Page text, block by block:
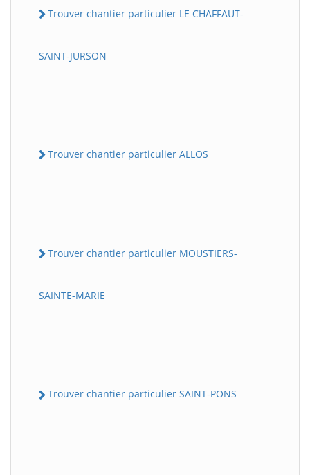
Trouver chantier particulier LE CHAFFAUT-
SAINT-JURSON
Trouver chantier particulier ALLOS
Trouver chantier particulier MOUSTIERS-
SAINTE-MARIE
Trouver chantier particulier SAINT-PONS